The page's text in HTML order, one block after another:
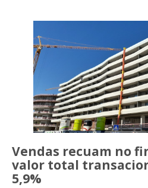
Vendas recuam no
valor total
5,9%